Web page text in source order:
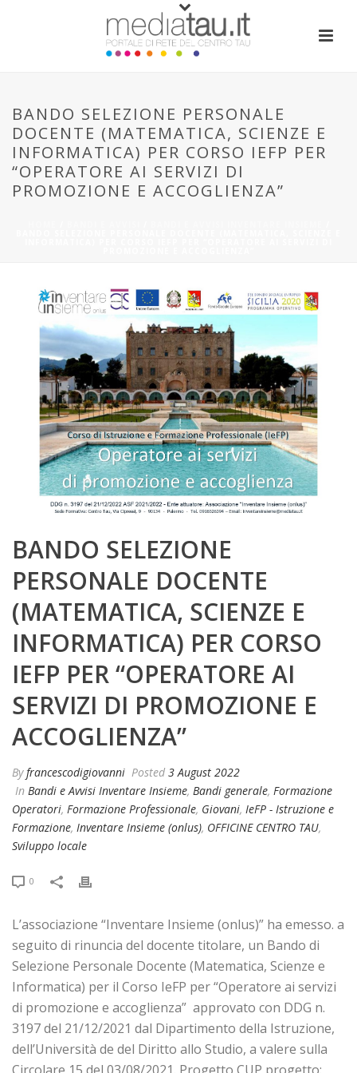
BANDO SELEZIONE PERSONALE
DOCENTE (MATEMATICA, SCIENZE E
INFORMATICA) PER CORSO IEFP PER
“OPERATORE AI SERVIZI DI
PROMOZIONE E ACCOGLIENZA”
BANDO SELEZIONE
PERSONALE DOCENTE
(MATEMATICA, SCIENZE E
INFORMATICA) PER CORSO
IEFP PER “OPERATORE AI
SERVIZI DI PROMOZIONE E
ACCOGLIENZA”
Byfrancescodigiovanni Posted 3 August 2022
In Bandi e Avvisi Inventare Insieme, Bandi generale, Formazione
Operatori, Formazione Professionale, Giovani, IeFP - Istruzione e
Formazione, Inventare Insieme (onlus), OFFICINE CENTRO TAU,
Sviluppo locale
0
L’associazione “Inventare Insieme (onlus)” ha emesso. a
seguito di rinuncia del docente titolare, un Bando di
Selezione Personale Docente (Matematica, Scienze e
Informatica) per il Corso IeFP per “Operatore ai servizi
di promozione e accoglienza” approvato con DDG n.
3197 del 21/12/2021 dal Dipartimento della Istruzione,
dell’Università de del Diritto allo Studio, a valere sulla